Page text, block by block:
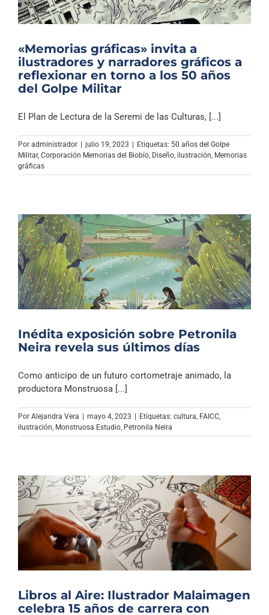
«Memorias gráficas» invita a
ilustradores y narradores gráficos a
reflexionar en torno a los 50 años
del Golpe Militar
El Plan de Lectura de la Seremi de las Culturas, [...]
Por administrador julio 19, 2023 Etiquetas: 50 años del Golpe
Militar, Corporación Memorias del Biobío, Diseño, ilustración, Memorias
gráficas
Inédita exposición sobre Petronila
Neira revela sus últimos días
Como anticipo de un futuro cortometraje animado, la
productora Monstruosa [...]
Por Alejandra Vera mayo 4, 2023 Etiquetas: cultura, FAICC,
ilustración, Monstruosa Estudio, Petronila Neira
Libros al Aire: Ilustrador Malaimagen
celebra 15 años de carrera con